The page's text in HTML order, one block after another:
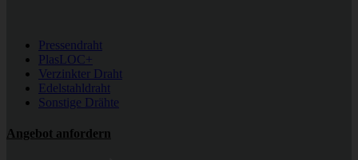
Pressendraht
PlasLOC+
Verzinkter Draht
Edelstahldraht
Sonstige Drähte
Angebot anfordern